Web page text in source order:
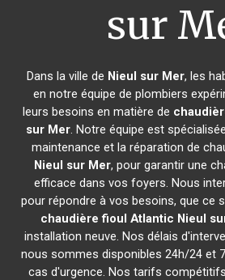
sur
Dans la ville de Nieul sur Mer, les
en notre équipe de plombiers
leurs besoins en matière de
sur Mer. Notre équipe est
maintenance et la réparation de
Nieul sur Mer, pour garantir une
efficace dans vos foyers. Nous
pour répondre à vos besoins, que ce
chaudière fioul Atlantic Nieul
installation neuve. Nos délais
nous sommes disponibles 24h/24 et
cas d'urgence. Nos tarifs